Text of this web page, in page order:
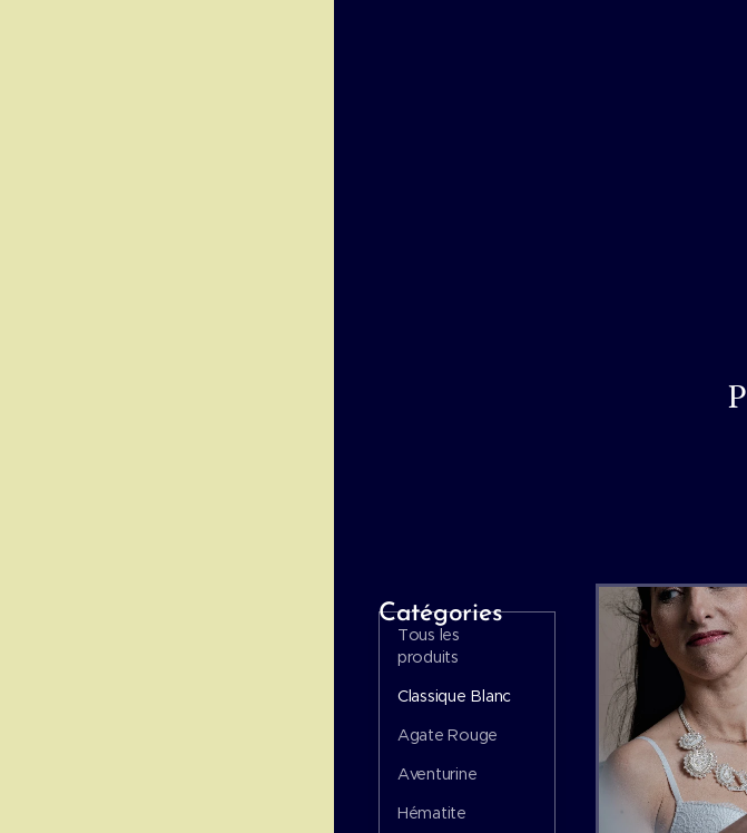
Catégories
Tous les
produits
Classique Blanc
Agate Rouge
Aventurine
Hématite